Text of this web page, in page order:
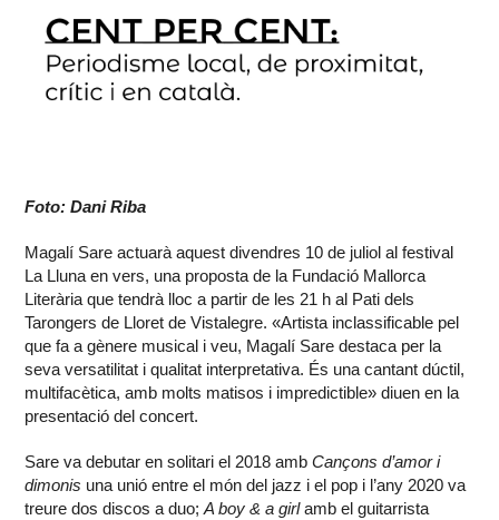
Foto: Dani Riba
Magalí Sare actuarà aquest divendres 10 de juliol al festival
La Lluna en vers, una proposta de la Fundació Mallorca
Literària que tendrà lloc a partir de les 21 h al Pati dels
Tarongers de Lloret de Vistalegre. «Artista inclassificable pel
que fa a gènere musical i veu, Magalí Sare destaca per la
seva versatilitat i qualitat interpretativa. És una cantant dúctil,
multifacètica, amb molts matisos i impredictible» diuen en la
presentació del concert.
Sare va debutar en solitari el 2018 ambCançons d’amor i
dimonis una unió entre el món del jazz i el pop i l’any 2020 va
treure dos discos a duo;A boy & a girlamb el guitarrista